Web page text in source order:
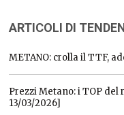
ARTICOLI DI
METANO: crolla il TTF,
Prezzi Metano: i TOP del
13/03/2026]